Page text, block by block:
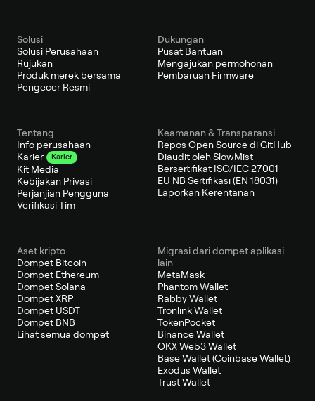
Solusi
Solusi Perusahaan
Rujukan
Produk merek bersama
Pengecer Resmi
Dukungan
Pusat Bantuan
Mengajukan permohonan
Pembaruan Firmware
Tentang
Info perusahaan
Karier
Karier
Kit Media
Kebijakan Privasi
Perjanjian Pengguna
Verifikasi Tim
Keamanan & Transparansi
Repos Open Source di GitHub
Diaudit oleh SlowMist
Bersertifikat ISO/IEC 27001
EU NB Sertifikasi (EN 18031)
Laporkan Kerentanan
Aset kripto
Dompet Bitcoin
Dompet Ethereum
Dompet Solana
Dompet XRP
Dompet USDT
Dompet BNB
Lihat semua dompet
Migrasi dari dompet aplikasi
lain
MetaMask
Phantom Wallet
Rabby Wallet
Tronlink Wallet
TokenPocket
Binance Wallet
OKX Web3 Wallet
Base Wallet (Coinbase Wallet)
Exodus Wallet
Trust Wallet